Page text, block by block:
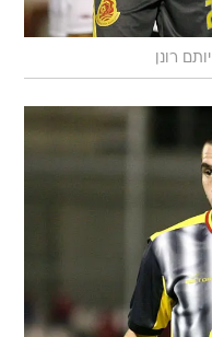
יותם רונן